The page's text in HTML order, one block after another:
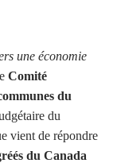
une économie
Comité
du
du
vient de répondre
du Canada